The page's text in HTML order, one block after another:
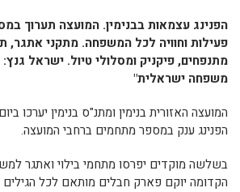
הפנינג עצמאות בבנימין. המועצה תערוך
פעילות וחוויה לכל המשפחה. מתקני אתגר,
מתנפחים, פיקניק ומסלולי טיול. ישראל
משפחה ישראלית"
המועצה האזורית בנימין ומתנ"ס בנימין יערכו
הפנינג ענק במספר מתחמים ברחבי המועצה.
בשלשה מוקדים יפרסו מתחמי בילוי ואתגר
הקדומה יוקם פארק חבלים מותאם לכל הגילים